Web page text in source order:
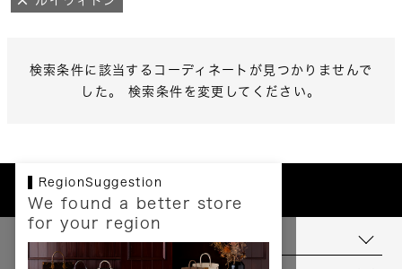
検索条件に該当するコーディネートが見つかりませんで
した。 検索条件を変更してください。
RegionSuggestion
We found a better store
for your region
お支払いについて